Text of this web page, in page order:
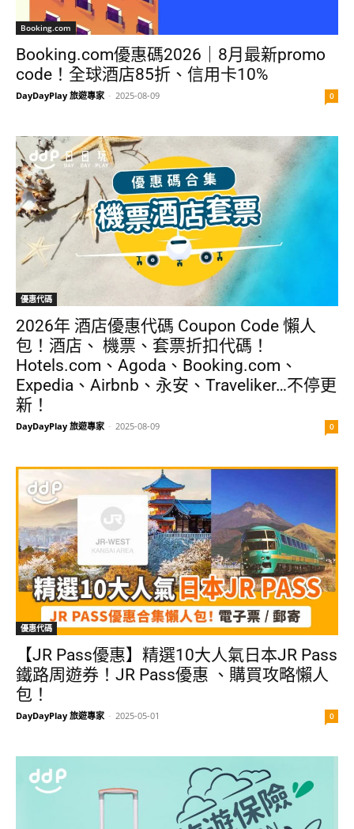
Booking.com
Booking.com優惠碼2026｜8月最新promo
code！全球酒店85折、信用卡10%
DayDayPlay 旅遊專家 - 2025-08-09 0
優惠代碼
2026年 酒店優惠代碼 Coupon Code 懶人
包！酒店、 機票、套票折扣代碼！
Hotels.com、Agoda、Booking.com、
Expedia、Airbnb、永安、Traveliker…不停更
新！
DayDayPlay 旅遊專家 - 2025-08-09 0
優惠代碼
【JR Pass優惠】精選10大人氣日本JR Pass
鐵路周遊券！JR Pass優惠 、購買攻略懶人
包！
DayDayPlay 旅遊專家 - 2025-05-01 0